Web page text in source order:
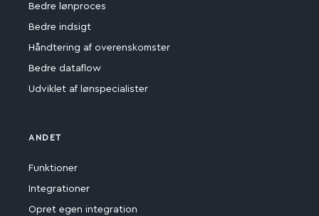
Bedre lønproces
Bedre indsigt
Håndtering af overenskomster
Bedre dataflow
Udviklet af lønspecialister
ANDET
Funktioner
Integrationer
Opret egen integration